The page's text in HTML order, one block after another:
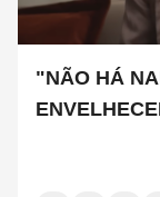
"NÃO HÁ